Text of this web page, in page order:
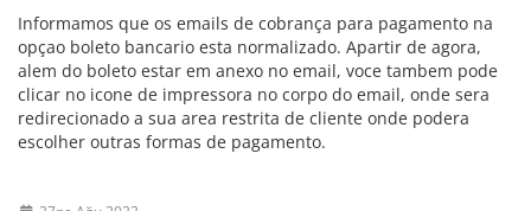
Informamos que os emails de cobrança para pagamento na
opçao boleto bancario esta normalizado. Apartir de agora,
alem do boleto estar em anexo no email, voce tambem pode
clicar no icone de impressora no corpo do email, onde sera
redirecionado a sua area restrita de cliente onde podera
escolher outras formas de pagamento.